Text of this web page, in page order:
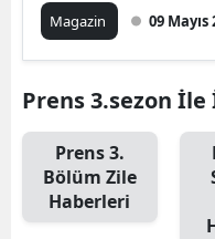
Magazin 09 Mayıs
Prens 3.sezon
Prens 3.
Bölüm Zile
Haberleri